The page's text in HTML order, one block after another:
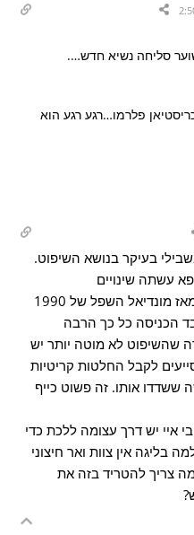
סליחה נשיא חדש….
פלרמו…רגע רגע הוא
בעיקר בנושא השיפוט.
עשתה שינויים
אינקרמנטליים וקטנים לאט לאט ומאז מונדיאל השפל של 1990
הכניסה כל כך הרבה
שהשיפוט לא מוטה יותר יש
לקבל החלטות קריטיות
אותו. זה פשוט כייף
איי יש דרך עצומה ללכת כדי
בליגה אין צוות ואר חיצוני
צריך להטריד בזה את